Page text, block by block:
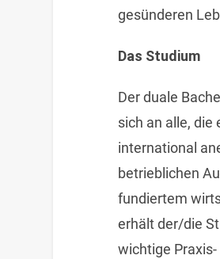
gesünderen
Das Studium
Der duale
sich an alle,
international
betrieblichen
fundiertem
erhält der/die
wichtige